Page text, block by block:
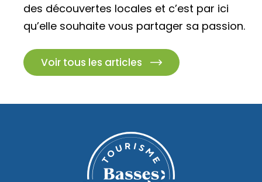
des découvertes locales et c’est par ici
qu’elle souhaite vous partager sa passion.
Voir tous les articles